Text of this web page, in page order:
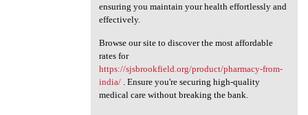
ensuring you maintain your health effortlessly and
effectively.
Browse our site to discover the most affordable
rates for
https://sjsbrookfield.org/product/pharmacy-from-
india/. Ensure you're securing high-quality
medical care without breaking the bank.